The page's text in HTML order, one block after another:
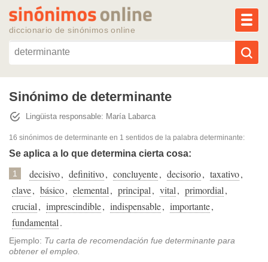
diccionario de sinónimos online
Reescribir texto con IA
Sinónimos populares
Temas populares
Temas recientes
Sinónimo de determinante
Lingüista responsable: María Labarca
16 sinónimos de determinante en 1 sentidos de la palabra determinante:
Se aplica a lo que determina cierta cosa:
1 decisivo, definitivo, concluyente, decisorio, taxativo,
clave, básico, elemental, principal, vital, primordial,
crucial, imprescindible, indispensable, importante,
fundamental.
Ejemplo: Tu carta de recomendación fue determinante para
obtener el empleo.